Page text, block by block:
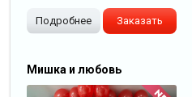
Подробнее Заказать
Мишка и любовь